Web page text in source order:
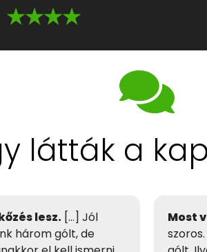
★★★★
látták a
lesz. […] Jól
három gólt, de
Most